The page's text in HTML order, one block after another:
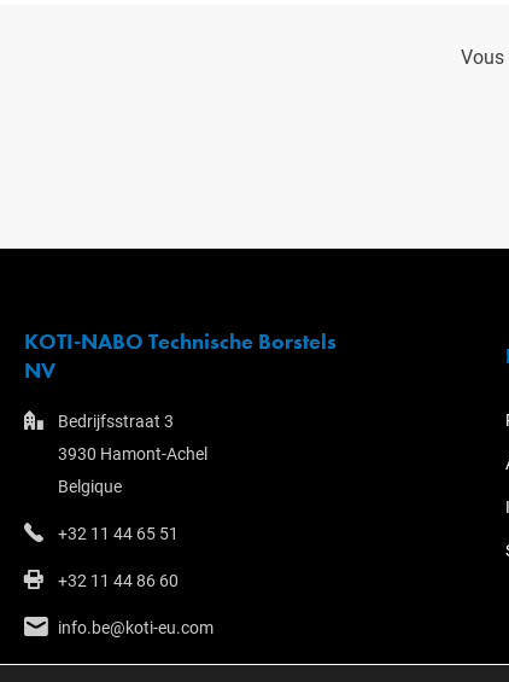
Vous
KOTI-NABO Technische Borstels
NV
Bedrijfsstraat 3
3930 Hamont-Achel
Belgique
+32 11 44 65 51
+32 11 44 86 60
info.be@koti-eu.com